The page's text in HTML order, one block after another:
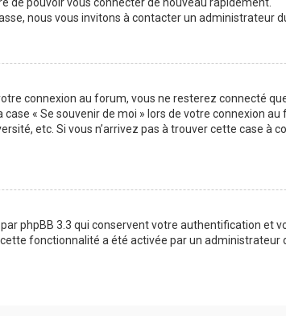
nous vous invitons à contacter un administrateur
connexion au forum, vous ne resterez connecté
« Se souvenir de moi » lors de votre connexion
etc. Si vous n’arrivez pas à trouver cette case à
phpBB 3.3 qui conservent votre authentification et
fonctionnalité a été activée par un